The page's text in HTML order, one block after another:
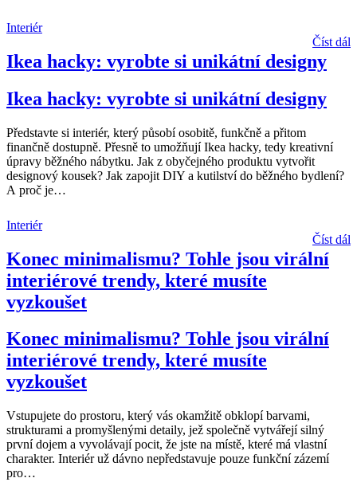
Interiér
Číst dál
Ikea hacky: vyrobte si unikátní designy
Ikea hacky: vyrobte si unikátní designy
Představte si interiér, který působí osobitě, funkčně a přitom
finančně dostupně. Přesně to umožňují Ikea hacky, tedy kreativní
úpravy běžného nábytku. Jak z obyčejného produktu vytvořit
designový kousek? Jak zapojit DIY a kutilství do běžného bydlení?
A proč je…
Interiér
Číst dál
Konec minimalismu? Tohle jsou virální
interiérové trendy, které musíte
vyzkoušet
Konec minimalismu? Tohle jsou virální
interiérové trendy, které musíte
vyzkoušet
Vstupujete do prostoru, který vás okamžitě obklopí barvami,
strukturami a promyšlenými detaily, jež společně vytvářejí silný
první dojem a vyvolávají pocit, že jste na místě, které má vlastní
charakter. Interiér už dávno nepředstavuje pouze funkční zázemí
pro…